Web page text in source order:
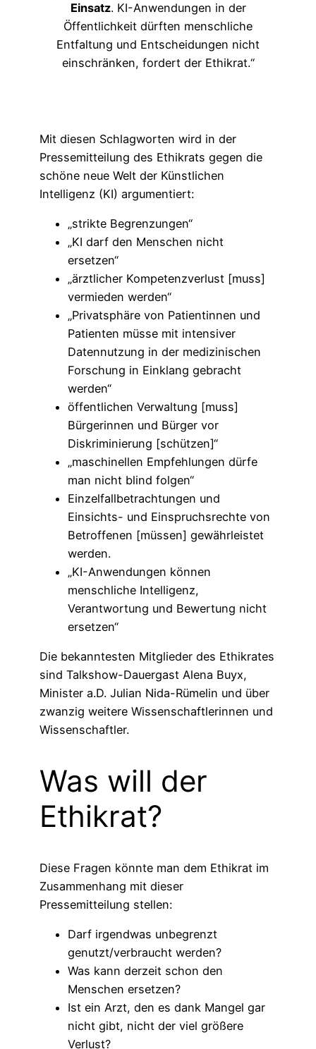
Einsatz. KI-Anwendungen in der
Öffentlichkeit dürften menschliche
Entfaltung und Entscheidungen nicht
einschränken, fordert der Ethikrat.“
Mit diesen Schlagworten wird in der
Pressemitteilung des Ethikrats gegen die
schöne neue Welt der Künstlichen
Intelligenz (KI) argumentiert:
„strikte Begrenzungen“
„KI darf den Menschen nicht
ersetzen“
„ärztlicher Kompetenzverlust [muss]
vermieden werden“
„Privatsphäre von Patientinnen und
Patienten müsse mit intensiver
Datennutzung in der medizinischen
Forschung in Einklang gebracht
werden“
öffentlichen Verwaltung [muss]
Bürgerinnen und Bürger vor
Diskriminierung [schützen]“
„maschinellen Empfehlungen dürfe
man nicht blind folgen“
Einzelfallbetrachtungen und
Einsichts- und Einspruchsrechte von
Betroffenen [müssen] gewährleistet
werden.
„KI-Anwendungen können
menschliche Intelligenz,
Verantwortung und Bewertung nicht
ersetzen“
Die bekanntesten Mitglieder des Ethikrates
sind Talkshow-Dauergast Alena Buyx,
Minister a.D. Julian Nida-Rümelin und über
zwanzig weitere Wissenschaftlerinnen und
Wissenschaftler.
Was will der
Ethikrat?
Diese Fragen könnte man dem Ethikrat im
Zusammenhang mit dieser
Pressemitteilung stellen:
Darf irgendwas unbegrenzt
genutzt/verbraucht werden?
Was kann derzeit schon den
Menschen ersetzen?
Ist ein Arzt, den es dank Mangel gar
nicht gibt, nicht der viel größere
Verlust?